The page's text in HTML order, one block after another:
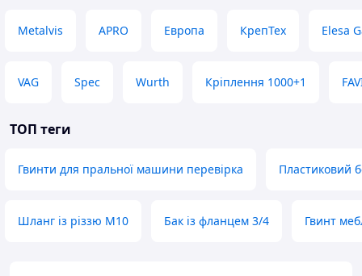
Metalvis APRO Европа КрепТех Elesa
VAG Spec Wurth Кріплення 1000+1
ТОП теги
Гвинти для пральної машини перевірка Пластиковий
Шланг із різзю M10 Бак із фланцем 3/4 Гвинт